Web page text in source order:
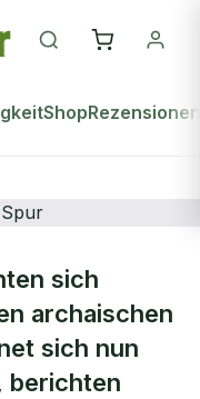
ShopRezensionen
auf der
sich
archaischen
sich nun
berichten